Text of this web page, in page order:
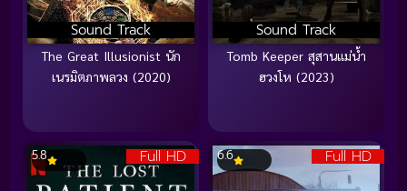
Sound Track
The Great Illusionist นัก
เนรมิตภาพลวง (2020)
Sound Track
Tomb Keeper สุสานแม่น้ำ
ฮวงโห (2023)
Full HD
5.8 Full HD
6.6